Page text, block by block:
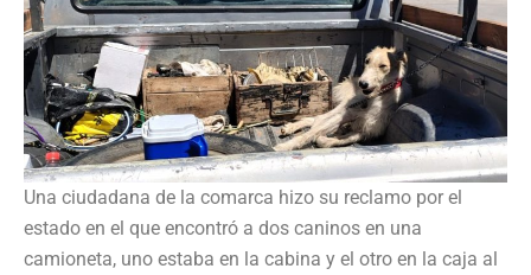
Una ciudadana de la comarca hizo su reclamo por el
estado en el que encontró a dos caninos en una
camioneta, uno estaba en la cabina y el otro en la caja al